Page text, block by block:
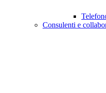
Consulenti e